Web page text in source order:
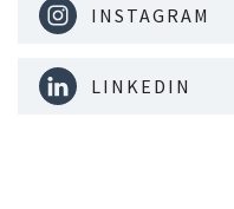
INSTAGRAM
LINKEDIN